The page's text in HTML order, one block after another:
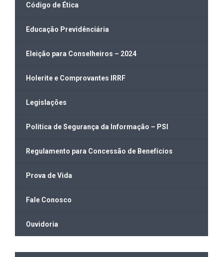
Código de Ética
Educação Previdênciária
Eleição para Conselheiros – 2024
Holerite e Comprovantes IRRF
Legislações
Politica de Segurança da Informação – PSI
Regulamento para Concessão de Benefícios
Prova de Vida
Fale Conosco
Ouvidoria